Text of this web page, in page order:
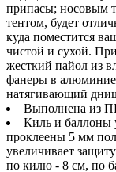
припасы; носовым
тентом, будет
куда поместится
чистой и сухой.
жесткий пайол из
фанеры в
натягивающий
Выполнена из
Киль и баллоны
проклеены 5 мм
увеличивает
по килю - 8 см, по